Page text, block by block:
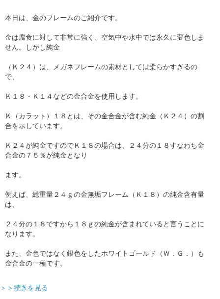
本日は、金のフレームのご紹介です。
金は腐食に対して非常に強く、空気中や水中では永久に変色しま
せん。しかし純金
（Ｋ２４）は、メガネフレームの素材としては柔らかすぎるの
で、
Ｋ１８・Ｋ１４などの金合金を使用します。
Ｋ（カラット）１８とは、その金合金が含む純金（Ｋ２４）の割
合を示しています。
Ｋ２４が純金ですのでＫ１８の場合は、２４分の１８すなわち金
合金の７５％が純金となり
ます。
例えば、総重量２４ｇの金無垢フレーム（Ｋ１８）の純金含有量
は、
２４分の１８ですから１８ｇの純金が含まれていると言うことに
なります。
また、金色ではなく銀色をしたホワイトゴールド（Ｗ．Ｇ．）も
金合金の一種です。
＞＞続きを見る